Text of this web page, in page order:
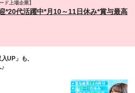
ド上場企業】
*20代活躍中*月10～11日休み*賞与最高
UP」も、